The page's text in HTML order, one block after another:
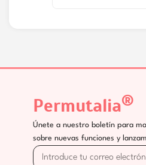
Permutalia®
Únete a nuestro boletín para
sobre nuevas funciones y